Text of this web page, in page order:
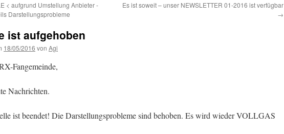
< aufgrund Umstellung Anbieter -
Darstellungsprobleme
Es ist soweit – unser NEWSLETTER 01-2016 ist verfügbar
→
ist aufgehoben
18/05/2016 von Agi
Fangemeinde,
Nachrichten.
ist beendet! Die Darstellungsprobleme sind behoben. Es wird wieder VOLLGAS